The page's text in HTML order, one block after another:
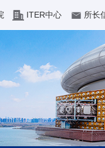
ITER中心 所长